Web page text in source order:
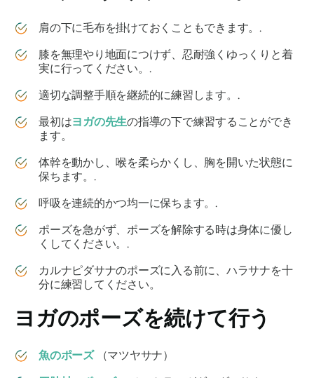
肩の下に毛布を掛けておくこともできます。.
膝を無理やり地面につけず、忍耐強くゆっくりと着
実に行ってください。.
適切な調整手順を継続的に練習します。.
最初はヨガの先生の指導の下で練習することができ
ます。
体幹を動かし、喉を柔らかくし、胸を開いた状態に
保ちます。.
呼吸を連続的かつ均一に保ちます。.
ポーズを急がず、ポーズを解除する時は身体に優し
くしてください。.
カルナピダサナのポーズに入る前に、ハラサナを十
分に練習してください。
ヨガのポーズを続けて行う
魚のポーズ
（マツヤサナ）